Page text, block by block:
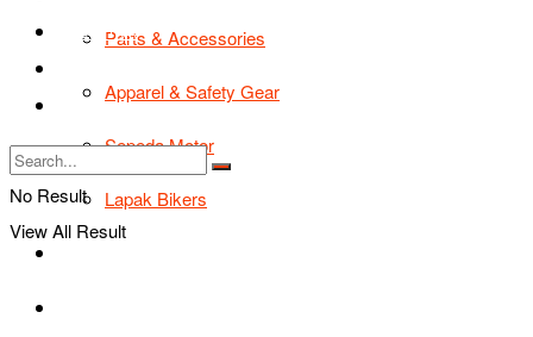
Parts & Accessories
Apparel & Safety Gear
Sepeda Motor
Lapak Bikers
TIPS & TRIK
Tentang Kami
No Result
View All Result